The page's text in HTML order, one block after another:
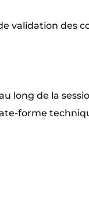
validation des
long de la
forme